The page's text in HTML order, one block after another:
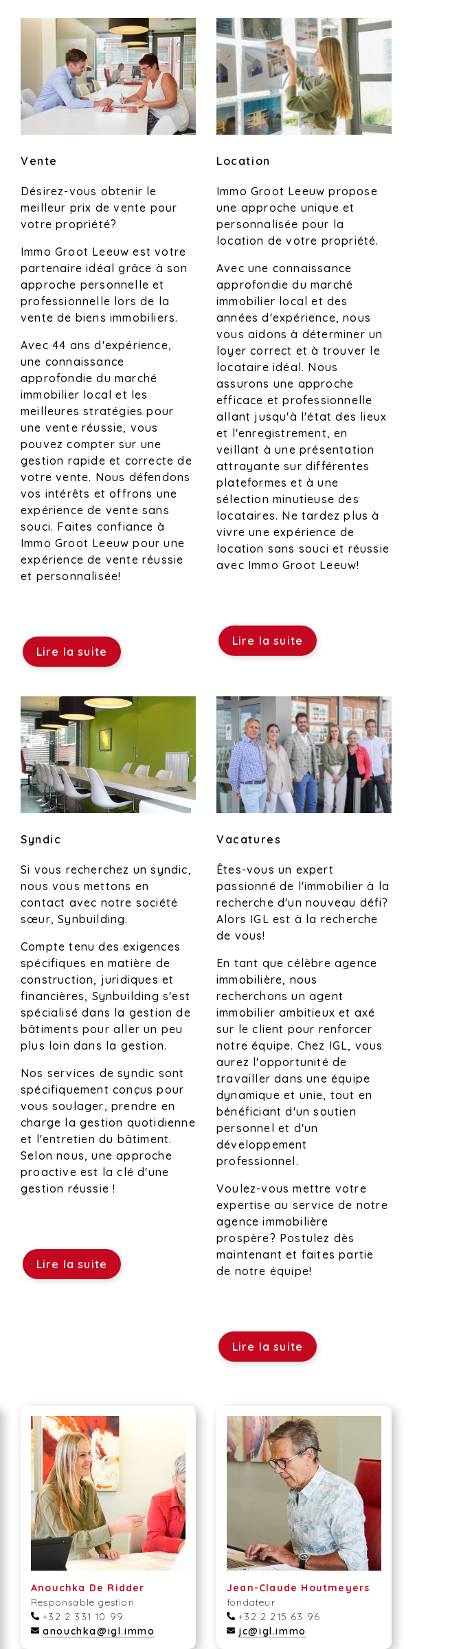
Vente
Désirez-vous obtenir le
meilleur prix de vente pour
votre propriété?
Immo Groot Leeuw est votre
partenaire idéal grâce à son
approche personnelle et
professionnelle lors de la
vente de biens immobiliers.
Avec 44 ans d'expérience,
une connaissance
approfondie du marché
immobilier local et les
meilleures stratégies pour
une vente réussie, vous
pouvez compter sur une
gestion rapide et correcte de
votre vente. Nous défendons
vos intérêts et offrons une
expérience de vente sans
souci. Faites confiance à
Immo Groot Leeuw pour une
expérience de vente réussie
et personnalisée!
Lire la suite
Location
Immo Groot Leeuw propose
une approche unique et
personnalisée pour la
location de votre propriété.
Avec une connaissance
approfondie du marché
immobilier local et des
années d'expérience, nous
vous aidons à déterminer un
loyer correct et à trouver le
locataire idéal. Nous
assurons une approche
efficace et professionnelle
allant jusqu'à l'état des lieux
et l'enregistrement, en
veillant à une présentation
attrayante sur différentes
plateformes et à une
sélection minutieuse des
locataires. Ne tardez plus à
vivre une expérience de
location sans souci et réussie
avec Immo Groot Leeuw!
Lire la suite
Syndic
Si vous recherchez un syndic,
nous vous mettons en
contact avec notre société
sœur, Synbuilding.
Compte tenu des exigences
spécifiques en matière de
construction, juridiques et
financières, Synbuilding s'est
spécialisé dans la gestion de
bâtiments pour aller un peu
plus loin dans la gestion.
Nos services de syndic sont
spécifiquement conçus pour
vous soulager, prendre en
charge la gestion quotidienne
et l'entretien du bâtiment.
Selon nous, une approche
proactive est la clé d'une
gestion réussie !
Lire la suite
Vacatures
Êtes-vous un expert
passionné de l'immobilier à la
recherche d'un nouveau défi?
Alors IGL est à la recherche
de vous!
En tant que célèbre agence
immobilière, nous
recherchons un agent
immobilier ambitieux et axé
sur le client pour renforcer
notre équipe. Chez IGL, vous
aurez l'opportunité de
travailler dans une équipe
dynamique et unie, tout en
bénéficiant d'un soutien
personnel et d'un
développement
professionnel.
Voulez-vous mettre votre
expertise au service de notre
agence immobilière
prospère? Postulez dès
maintenant et faites partie
de notre équipe!
Lire la suite
Anouchka De Ridder
Responsable gestion
+32 2 331 10 99
anouchka@igl.immo
Jean-Claude Houtmeyers
fondateur
+32 2 215 63 96
jc@igl.immo